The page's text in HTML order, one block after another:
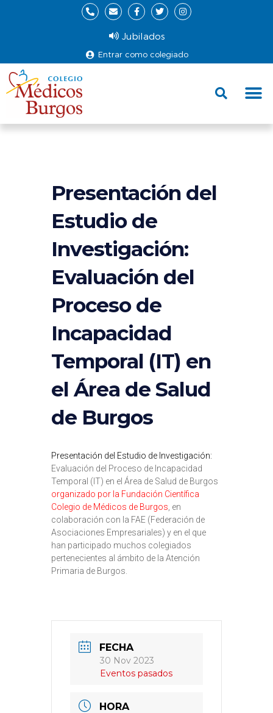
Entrar como colegiado
Jubilados
Presentación del
Estudio de
Investigación:
Evaluación del
Proceso de
Incapacidad
Temporal (IT) en
el Área de Salud
de Burgos
Presentación del Estudio de Investigación:
Evaluación del Proceso de Incapacidad
Temporal (IT) en el Área de Salud de Burgos
organizado por la Fundación Científica
Colegio de Médicos de Burgos , en
colaboración con la FAE (Federación de
Asociaciones Empresariales) y en el que
han participado muchos colegiados
pertenecientes al ámbito de la Atención
Primaria de Burgos.
FECHA
30 Nov 2023
Eventos pasados
HORA